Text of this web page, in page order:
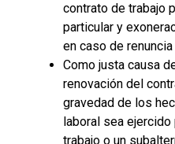
contrato de trabajo
particular y
en caso de
Como justa causa
renovación del
gravedad de los
laboral sea
trabajo o un